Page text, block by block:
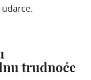
trudnoće